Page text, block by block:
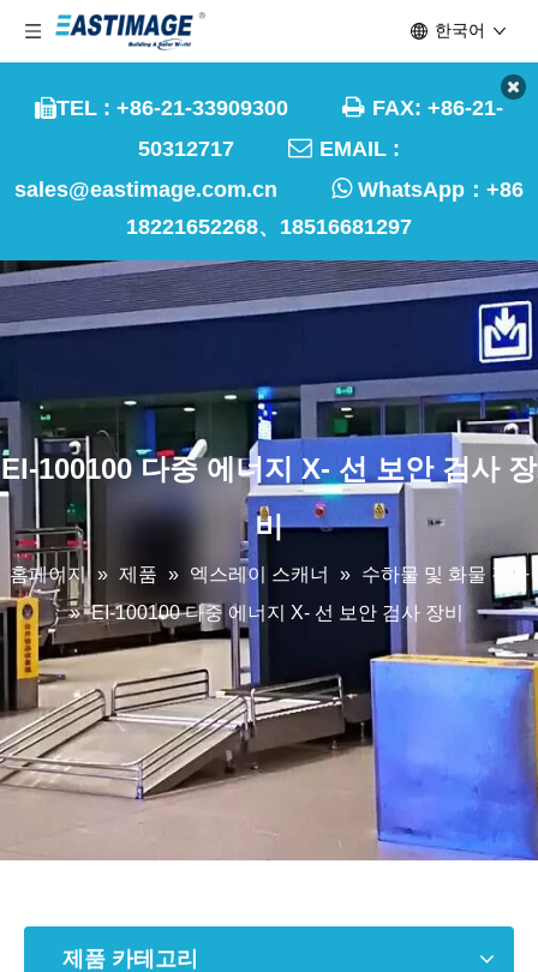
TEL : +86-21-33909300  FAX: +86-21-
50312717  EMAIL :
sales@eastimage.com.cn
WhatsApp： +86
18221652268、18516681297
한국어
EI-100100 다중 에너지 X- 선 보안 검사 장
비
홈페이지 » 제품 » 엑스레이 스캐너 » 수하물 및 화물 검사
» EI-100100 다중 에너지 X- 선 보안 검사 장비
제품 카테고리